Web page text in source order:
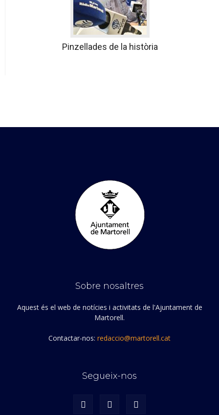
Pinzellades de la història
Sobre nosaltres
Aquest és el web de notícies i activitats de l'Ajuntament de
Martorell.
Contactar-nos: redaccio@martorell.cat
Segueix-nos